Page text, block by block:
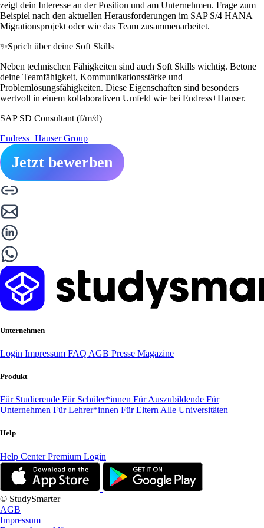
zeigt dein Interesse an der Position und am Unternehmen. Frage zum
Beispiel nach den aktuellen Herausforderungen im SAP S/4 HANA
Migrationsprojekt oder wie das Team zusammenarbeitet.
✨Sprich über deine Soft Skills
Neben technischen Fähigkeiten sind auch Soft Skills wichtig. Betone
deine Teamfähigkeit, Kommunikationsstärke und
Problemlösungsfähigkeiten. Diese Eigenschaften sind besonders
wertvoll in einem kollaborativen Umfeld wie bei Endress+Hauser.
SAP SD Consultant (f/m/d)
Endress+Hauser Group
Jetzt bewerben
Unternehmen
Login Impressum FAQ AGB Presse Magazine
Produkt
Für Studierende Für Schüler*innen Für Auszubildende Für
Unternehmen Für Lehrer*innen Für Eltern Alle Universitäten
Help
Help CenterPremium Login
© StudySmarter
AGB
Impressum